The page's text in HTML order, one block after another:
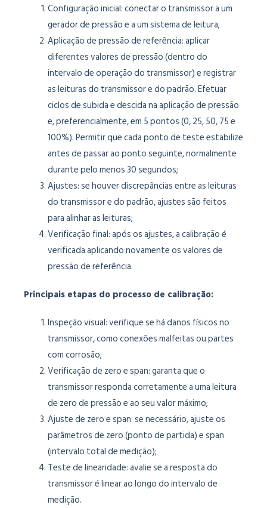
Configuração inicial: conectar o transmissor a um
gerador de pressão e a um sistema de leitura;
Aplicação de pressão de referência: aplicar
diferentes valores de pressão (dentro do
intervalo de operação do transmissor) e registrar
as leituras do transmissor e do padrão. Efetuar
ciclos de subida e descida na aplicação de pressão
e, preferencialmente, em 5 pontos (0, 25, 50, 75 e
100%). Permitir que cada ponto de teste estabilize
antes de passar ao ponto seguinte, normalmente
durante pelo menos 30 segundos;
Ajustes: se houver discrepâncias entre as leituras
do transmissor e do padrão, ajustes são feitos
para alinhar as leituras;
Verificação final: após os ajustes, a calibração é
verificada aplicando novamente os valores de
pressão de referência.
Principais etapas do processo de calibração:
Inspeção visual: verifique se há danos físicos no
transmissor, como conexões malfeitas ou partes
com corrosão;
Verificação de zero e span: garanta que o
transmissor responda corretamente a uma leitura
de zero de pressão e ao seu valor máximo;
Ajuste de zero e span: se necessário, ajuste os
parâmetros de zero (ponto de partida) e span
(intervalo total de medição);
Teste de linearidade: avalie se a resposta do
transmissor é linear ao longo do intervalo de
medição.